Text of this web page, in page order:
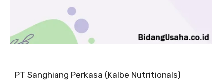
PT Sanghiang Perkasa (Kalbe Nutritionals)